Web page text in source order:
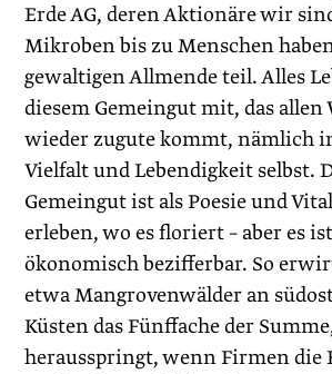
Erde AG, deren Aktionäre wir
Mikroben bis zu Menschen
gewaltigen Allmende teil. Alles
diesem Gemeingut mit, das allen
wieder zugute kommt, nämlich
Vielfalt und Lebendigkeit selbst.
Gemeingut ist als Poesie und
erleben, wo es floriert – aber es
ökonomisch bezifferbar. So
etwa Mangrovenwälder an
Küsten das Fünffache der
herausspringt, wenn Firmen die